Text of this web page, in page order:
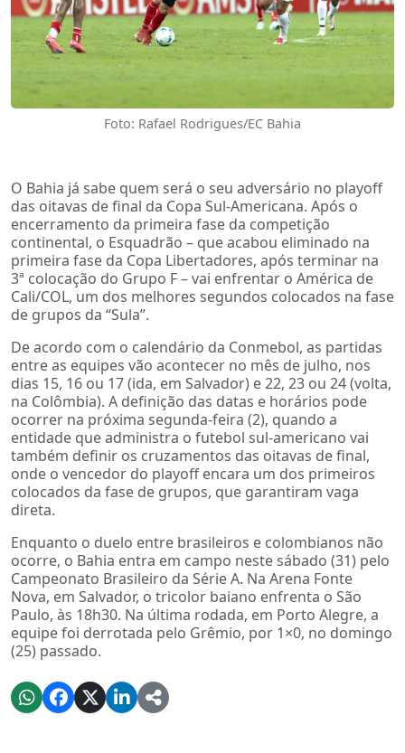
Foto: Rafael Rodrigues/EC Bahia
O Bahia já sabe quem será o seu adversário no playoff
das oitavas de final da Copa Sul-Americana. Após o
encerramento da primeira fase da competição
continental, o Esquadrão – que acabou eliminado na
primeira fase da Copa Libertadores, após terminar na
3ª colocação do Grupo F – vai enfrentar o América de
Cali/COL, um dos melhores segundos colocados na fase
de grupos da “Sula”.
De acordo com o calendário da Conmebol, as partidas
entre as equipes vão acontecer no mês de julho, nos
dias 15, 16 ou 17 (ida, em Salvador) e 22, 23 ou 24 (volta,
na Colômbia). A definição das datas e horários pode
ocorrer na próxima segunda-feira (2), quando a
entidade que administra o futebol sul-americano vai
também definir os cruzamentos das oitavas de final,
onde o vencedor do playoff encara um dos primeiros
colocados da fase de grupos, que garantiram vaga
direta.
Enquanto o duelo entre brasileiros e colombianos não
ocorre, o Bahia entra em campo neste sábado (31) pelo
Campeonato Brasileiro da Série A. Na Arena Fonte
Nova, em Salvador, o tricolor baiano enfrenta o São
Paulo, às 18h30. Na última rodada, em Porto Alegre, a
equipe foi derrotada pelo Grêmio, por 1×0, no domingo
(25) passado.